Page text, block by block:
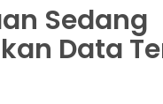
Sedang
Data